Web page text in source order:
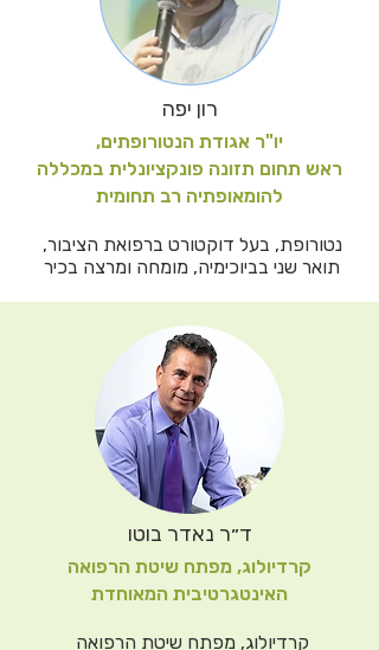
רון יפה
יו"ר אגודת הנטורופתים,
ראש תחום תזונה פונקציונלית במכללה
להומאופתיה רב תחומית
תחומית.
ד״ר נאדר בוטו
קרדיולוג, מפתח שיטת הרפואה
האינטגרטיבית המאוחדת